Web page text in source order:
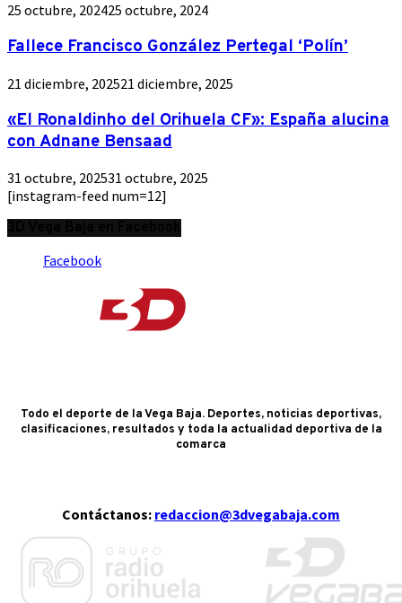
25 octubre, 202425 octubre, 2024
Fallece Francisco González Pertegal ‘Polín’
21 diciembre, 202521 diciembre, 2025
«El Ronaldinho del Orihuela CF»: España alucina
con Adnane Bensaad
31 octubre, 202531 octubre, 2025
[instagram-feed num=12]
Facebook
Todo el deporte de la Vega Baja. Deportes, noticias deportivas,
clasificaciones, resultados y toda la actualidad deportiva de la
comarca
Contáctanos: redaccion@3dvegabaja.com